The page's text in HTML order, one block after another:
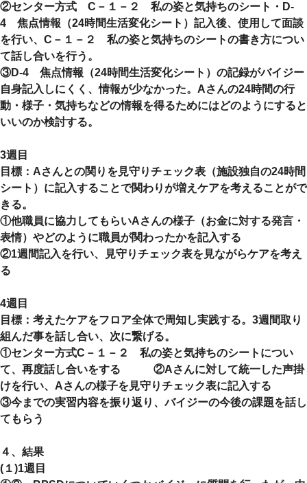
②センター方式 C－１－２ 私の姿と気持ちのシート・D-
4 焦点情報（24時間生活変化シート）記入後、使用して面談
を行い、C－１－２ 私の姿と気持ちのシートの書き方につい
て話し合いを行う。
③D-4 焦点情報（24時間生活変化シート）の記録がバイジー
自身記入しにくく、情報が少なかった。Aさんの24時間の行
動・様子・気持ちなどの情報を得るためにはどのようにすると
いいのか検討する。
3週目
目標：Aさんとの関りを見守りチェック表（施設独自の24時間
シート）に記入することで関わりが増えケアを考えることがで
きる。
①他職員に協力してもらいAさんの様子（お金に対する発言・
表情）やどのように職員が関わったかを記入する
②1週間記入を行い、見守りチェック表を見ながらケアを考え
る
4週目
目標：考えたケアをフロア全体で周知し実践する。3週間取り
組んだ事を話し合い、次に繋げる。
①センター方式C－１－２ 私の姿と気持ちのシートについ
て、再度話し合いをする ②Aさんに対して統一した声掛
けを行い、Aさんの様子を見守りチェック表に記入する
③今までの実習内容を振り返り、バイジーの今後の課題を話し
てもらう
４、結果
(１)1週目